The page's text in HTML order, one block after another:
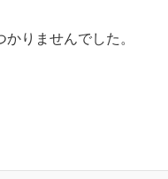
りませんでした。